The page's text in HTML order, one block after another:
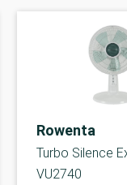
Rowenta
Turbo Silence
VU2740